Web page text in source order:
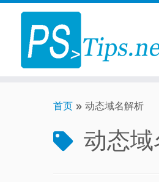
Skip
content
首页 » 动态域名解析
动态